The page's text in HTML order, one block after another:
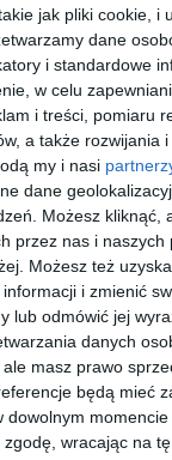
jak pliki cookie, i
dane
i standardowe
w celu
i treści, pomiaru
a także rozwijania
my i nasi
dane
Możesz kliknąć,
przez nas i naszych
Możesz też
informacji i zmienić
lub odmówić jej
danych
masz prawo
będą mieć
dowolnym
wracając na
Dodaj do
Fotel
kolorze
szarymi